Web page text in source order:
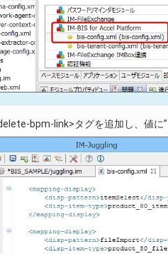
bpm-link>タグを追加し、値に